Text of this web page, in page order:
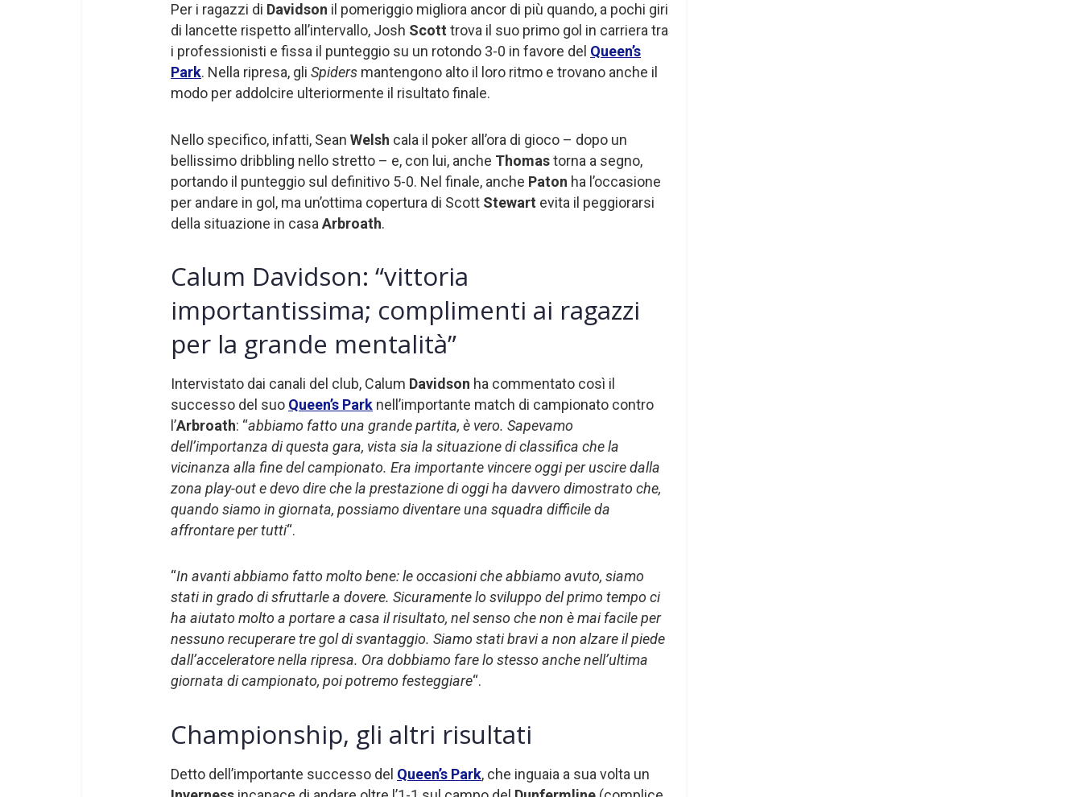
Per i ragazzi di Davidson il pomeriggio migliora ancor di più quando, a pochi giri
di lancette rispetto all’intervallo, Josh Scott trova il suo primo gol in carriera tra
i professionisti e fissa il punteggio su un rotondo 3-0 in favore del Queen’s
Park. Nella ripresa, gli Spiders mantengono alto il loro ritmo e trovano anche il
modo per addolcire ulteriormente il risultato finale.
Nello specifico, infatti, Sean Welsh cala il poker all’ora di gioco – dopo un
bellissimo dribbling nello stretto – e, con lui, anche Thomastorna a segno,
portando il punteggio sul definitivo 5-0. Nel finale, anche Paton ha l’occasione
per andare in gol, ma un’ottima copertura di Scott Stewart evita il peggiorarsi
della situazione in casa Arbroath.
Calum Davidson: “vittoria
importantissima; complimenti ai ragazzi
per la grande mentalità”
Intervistato dai canali del club, Calum Davidson ha commentato così il
successo del suo Queen’s Park nell’importante match di campionato contro
l’Arbroath: “abbiamo fatto una grande partita, è vero. Sapevamo
dell’importanza di questa gara, vista sia la situazione di classifica che la
vicinanza alla fine del campionato. Era importante vincere oggi per uscire dalla
zona play-out e devo dire che la prestazione di oggi ha davvero dimostrato che,
quando siamo in giornata, possiamo diventare una squadra difficile da
affrontare per tutti“.
“In avanti abbiamo fatto molto bene: le occasioni che abbiamo avuto, siamo
stati in grado di sfruttarle a dovere. Sicuramente lo sviluppo del primo tempo ci
ha aiutato molto a portare a casa il risultato, nel senso che non è mai facile per
nessuno recuperare tre gol di svantaggio. Siamo stati bravi a non alzare il piede
dall’acceleratore nella ripresa. Ora dobbiamo fare lo stesso anche nell’ultima
giornata di campionato, poi potremo festeggiare“.
Championship, gli altri risultati
Detto dell’importante successo del Queen’s Park, che inguaia a sua volta un